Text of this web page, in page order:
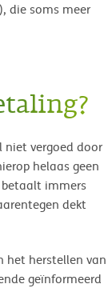
die soms meer
vergoed door
helaas geen
immers
dekt
het herstellen van
geïnformeerd